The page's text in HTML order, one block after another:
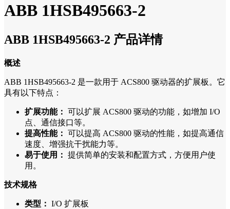
ABB 1HSB495663-2
ABB 1HSB495663-2 产品详情
概述
ABB 1HSB495663-2 是一款用于 ACS800 驱动器的扩展板。它
具有以下特点：
扩展功能： 可以扩展 ACS800 驱动的功能，如增加 I/O
点、通信接口等。
提高性能： 可以提高 ACS800 驱动的性能，如提高通信
速度、增强抗干扰能力等。
易于使用： 提供简单的安装和配置方式，方便用户使
用。
技术规格
类型： I/O 扩展板